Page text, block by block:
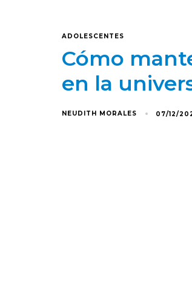
ADOLESCENTES
Cómo
en la
NEUDITH MORALES 07/12/